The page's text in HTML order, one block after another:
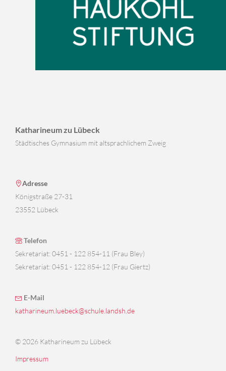
Katharineum zu Lübeck
Städtisches Gymnasium mit altsprachlichem Zweig
Adresse
Königstraße 27-31
23552 Lübeck
Telefon
Sekretariat: 0451 - 122 854-11 (Frau Bley)
Sekretariat: 0451 - 122 854-12 (Frau Giertz)
E-Mail
katharineum.luebeck@schule.landsh.de
© 2026 Katharineum zu Lübeck
Impressum